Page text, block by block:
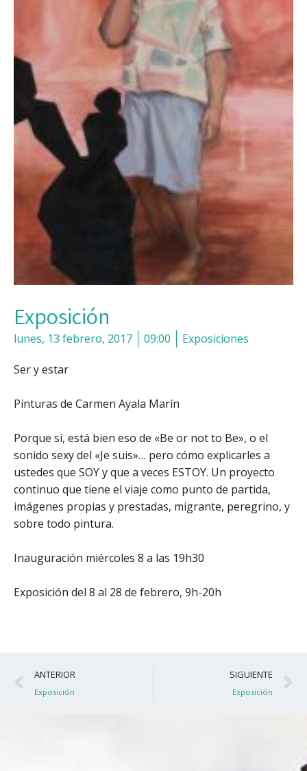
Exposición
lunes, 13 febrero, 2017 09:00 Exposiciones
Ser y estar
Pinturas de Carmen Ayala Marín
Porque sí, está bien eso de «Be or not to Be», o el
sonido sexy del «Je suis»… pero cómo explicarles a
ustedes que SOY y que a veces ESTOY. Un proyecto
continuo que tiene el viaje como punto de partida,
imágenes propias y prestadas, migrante, peregrino, y
sobre todo pintura.
Inauguración miércoles 8 a las 19h30
Exposición del 8 al 28 de febrero, 9h-20h
Ant
ANTERIOR
Exposición
SIGUIENTE
Exposición